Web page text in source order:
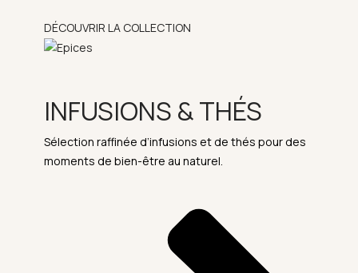
DÉCOUVRIR LA COLLECTION
INFUSIONS & THÉS
Sélection raffinée d’infusions et de thés pour des
moments de bien-être au naturel.